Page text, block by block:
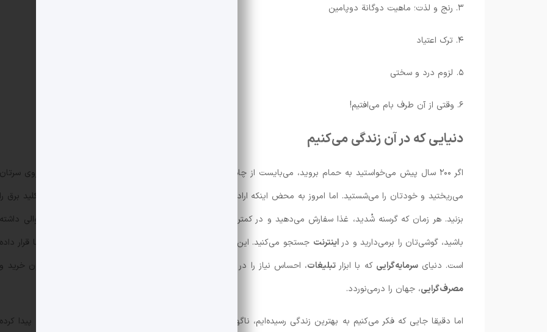
۳. رنج و لذت؛ ماهیت دوگانة دوپامین
۴. ترک اعتیاد
۵. لزوم درد و سختی
۶. وقتی از آن طرف بام می‌افتیم!
دنیایی که در آن زندگی می‌کنیم
اگر ۲۰۰ سال پیش می‌خواستید به حمام بروید، می‌بایست از چاه آب می‌آوردید، آن را روی آتش گرم می‌کردید، با کاسه روی سرتان
می‌ریختید و خودتان را می‌شستید. اما امروز به محض اینکه اراده کنید به زیر دوش می‌روید. به محض تاریکی، کافیست کلید برق را
بزنید. هر زمان که گرسنه شُدید، غذا سفارش می‌دهید و در کمترین زمان ممکن آن را درِ خانه دریافت می‌کنید. هرگاه سوالی داشته
باشید، گوشی‌تان را برمی‌دارید و دراینترنت جستجو می‌کنید. این است دنیای مدرن! دنیایی که همه چیز را در دسترس شما قرار داده
است. دنیایسرمایه‌گرایی که با ابزار تبلیغات، احساس نیاز را در شما بیدار می‌کند. بازار لذت‌های لحظه‌ای داغ است و جنون خرید و
مصرف‌گرایی، جهان را درمی‌نوردد.
اما دقیقا جایی که فکر می‌کنیم به بهترین زندگی رسیده‌ایم، ناگهان پُتکِ واقعیت بر سرمان فرود می‌آید. ما طوری
پیدا کرده